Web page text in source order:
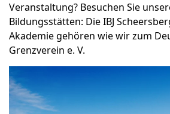
Veranstaltung? Besuchen Sie
Bildungsstätten: Die IBJ
Akademie gehören wie wir zum
Grenzverein e. V.